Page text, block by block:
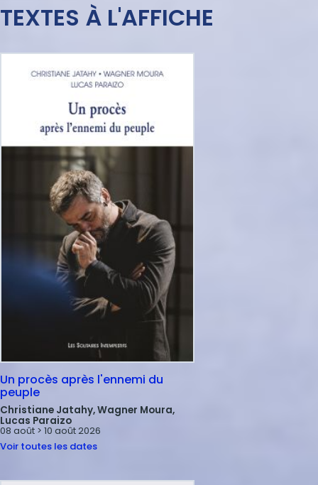
TEXTES À L'AFFICHE
Un procès après l'ennemi du
peuple
Christiane Jatahy, Wagner Moura,
Lucas Paraizo
08 août > 10 août 2026
Voir toutes les dates